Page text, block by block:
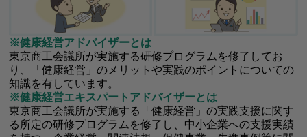
※健康経営アドバイザーとは
東京商工会議所が実施する研修プログラムを修了してお
り、「健康経営」のメリットや実践のポイントについての
知識を有しています。
※健康経営エキスパートアドバイザーとは
東京商工会議所が実施する「健康経営」の実践支援に関す
る所定の研修プログラムを修了し、中小企業への支援実績